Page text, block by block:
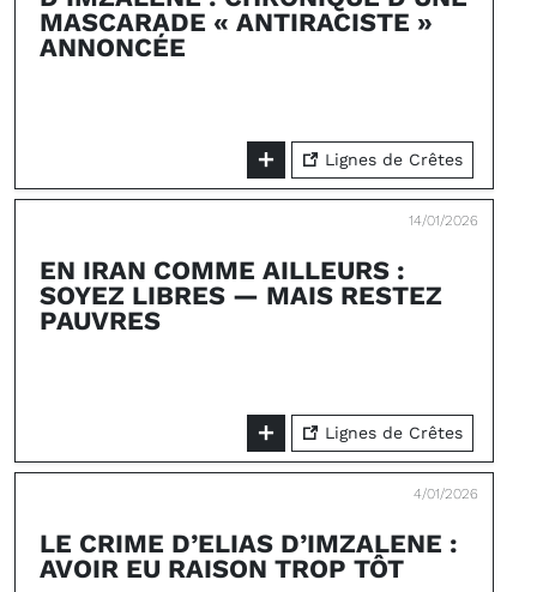
MASCARADE « ANTIRACISTE »
ANNONCÉE
Lignes de Crêtes
14/01/2026
EN IRAN COMME AILLEURS :
SOYEZ LIBRES — MAIS RESTEZ
PAUVRES
Lignes de Crêtes
4/01/2026
LE CRIME D’ELIAS D’IMZALENE :
AVOIR EU RAISON TROP TÔT